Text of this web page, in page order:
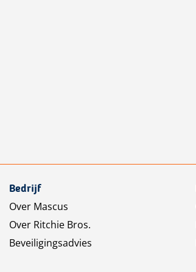
Bedrijf
Over Mascus
Over Ritchie Bros.
Beveiligingsadvies